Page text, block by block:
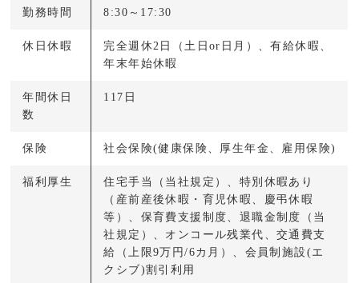
勤務時間 8:30～17:30
休日休暇
完全週休2日（土日or日月）、有給休暇、
年末年始休暇
年間休日
数
117日
保険 社会保険(健康保険、厚生年金、雇用保険)
福利厚生
住宅手当（当社規定）、特別休暇あり
（産前産後休暇・育児休暇、慶弔休暇
等）、保育費支援制度、退職金制度（当
社規定）、オンコール残業代、交通費支
給（上限9万円/6カ月）、会員制施設(エ
クシブ)割引利用